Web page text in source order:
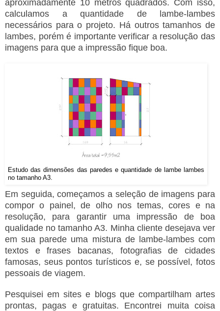
aproximadamente 10 metros quadrados. Com isso,
calculamos a quantidade de lambe-lambes
necessários para o projeto. Há outros tamanhos de
lambes, porém é importante verificar a resolução das
imagens para que a impressão fique boa.
Estudo das dimensões das paredes e quantidade de lambe lambes
no tamanho A3.
Em seguida, começamos a seleção de imagens para
compor o painel, de olho nos temas, cores e na
resolução, para garantir uma impressão de boa
qualidade no tamanho A3. Minha cliente desejava ver
em sua parede uma mistura de lambe-lambes com
textos e frases bacanas, fotografias de cidades
famosas, seus pontos turísticos e, se possível, fotos
pessoais de viagem.
Pesquisei em sites e blogs que compartilham artes
prontas, pagas e gratuitas. Encontrei muita coisa